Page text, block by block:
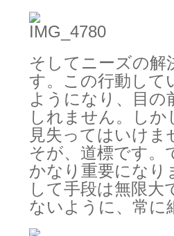
そしてニーズの解
す。この行動して
ようになり、目
しれません。し
見失ってはいけ
そが、道標です。
かなり重要になり
して手段は無限大
ないように、常に